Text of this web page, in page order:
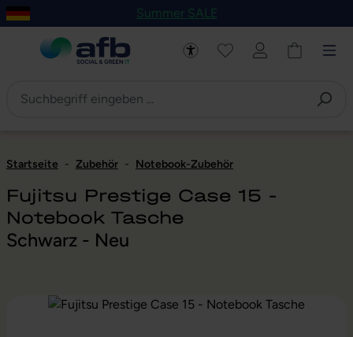
Hauptinhalt springen
Zur Navigation der B2B-Plattform springen
Summer SALE
Startseite - Zubehör - Notebook-Zubehör
Fujitsu Prestige Case 15 -
Notebook Tasche
Schwarz - Neu
Bildergalerie überspringen